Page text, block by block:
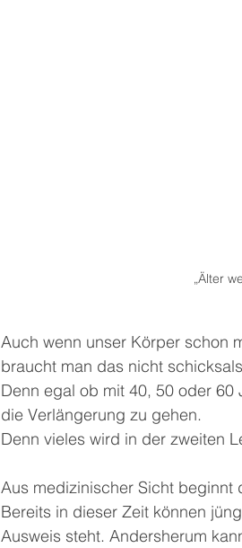
„Älter
Auch wenn unser Körper schon
braucht man das nicht
Denn egal ob mit 40, 50 oder
die Verlängerung zu gehen.
Denn vieles wird in der zweiten
Aus medizinischer Sicht beginnt
Bereits in dieser Zeit können
Ausweis steht. Andersherum